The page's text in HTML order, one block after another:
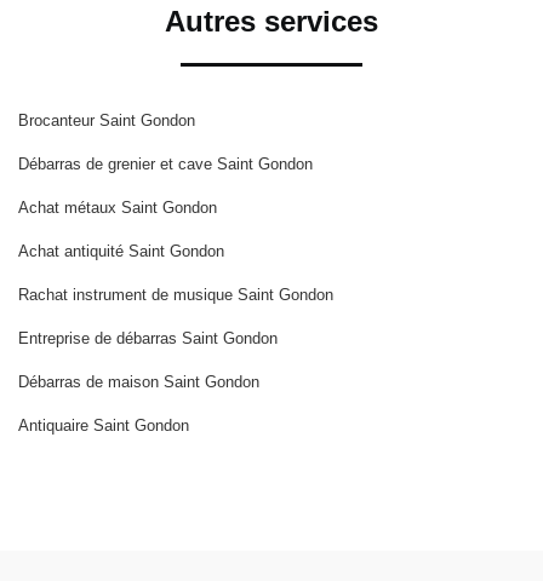
Autres services
Brocanteur Saint Gondon
Débarras de grenier et cave Saint Gondon
Achat métaux Saint Gondon
Achat antiquité Saint Gondon
Rachat instrument de musique Saint Gondon
Entreprise de débarras Saint Gondon
Débarras de maison Saint Gondon
Antiquaire Saint Gondon